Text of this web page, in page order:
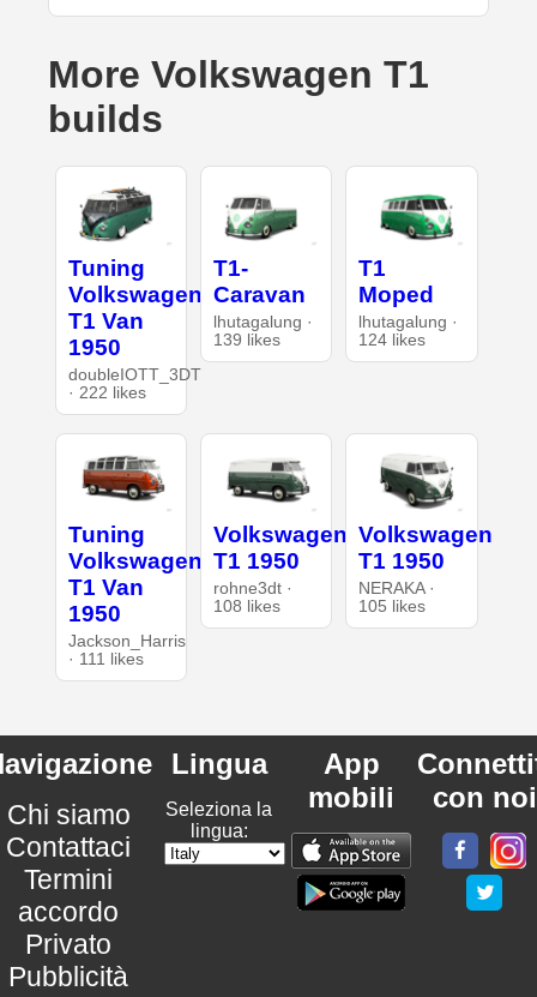
More Volkswagen T1
builds
Tuning
Volkswagen
T1 Van
1950
doubleIOTT_3DT
· 222 likes
T1-
Caravan
lhutagalung ·
139 likes
T1
Moped
lhutagalung ·
124 likes
Tuning
Volkswagen
T1 Van
1950
Jackson_Harris
· 111 likes
Volkswagen
T1 1950
rohne3dt ·
108 likes
Volkswagen
T1 1950
NERAKA ·
105 likes
Chi siamo
Contattaci
Termini
accordo
Privato
Pubblicità
Lingua
Seleziona la
lingua:
App
mobili
con noi